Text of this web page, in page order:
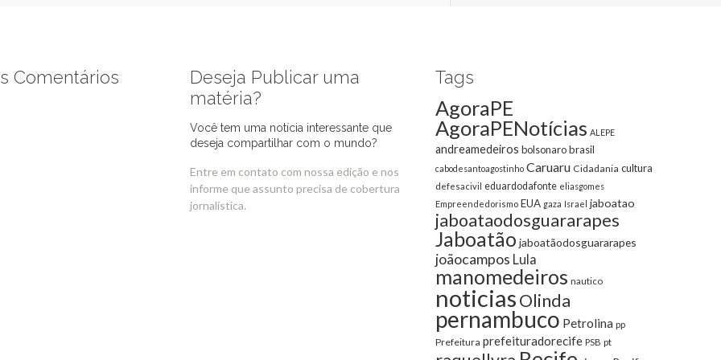
Comentários
Deseja Publicar uma
matéria?
Você tem uma notícia interessante que
deseja compartilhar com o mundo?
Entre em contato com nossa edição e nos
informe que assunto precisa de cobertura
jornalística.
Tags
AgoraPE
AgoraPENotícias ALEPE
andreamedeiros bolsonarobrasil
cabodesantoagostinho Caruaru Cidadania cultura
defesacivil eduardodafonte eliasgomes
Empreendedorismo EUA gaza Israel jaboatao
jaboataodosguararapes
Jaboatão jaboatãodosguararapes
joãocampos Lula
manomedeiros nautico
noticiasOlinda
pernambuco Petrolina pp
Prefeitura prefeituradorecife PSB pt